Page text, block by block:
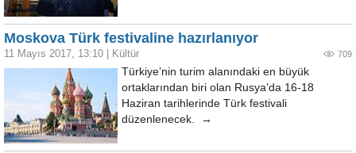
Moskova Türk festivaline hazırlanıyor
11 Mayıs 2017, 13:10 Kültür 709
Türkiye’nin turim alanındaki en büyük
ortaklarından biri olan Rusya’da 16-18
Haziran tarihlerinde Türk festivali
düzenlenecek. →